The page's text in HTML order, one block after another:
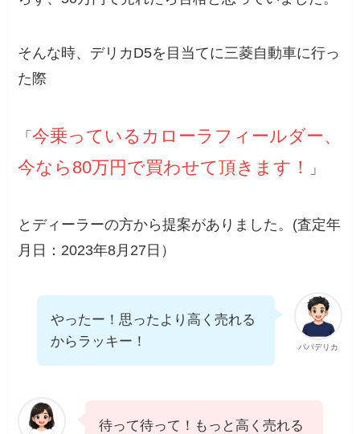
そんな時、デリカD5を目当てに三菱自動車に行っ
た際
「今乗っているカローラフィールダー、
今なら80万円で買わせて頂きます！
」
とディーラーの方から提案がありました。(査定年
月日：2023年8月27日）
パパデリカ
やったー！思ったより高く売れる
からラッキー！
待って待って！もっと高く売れる